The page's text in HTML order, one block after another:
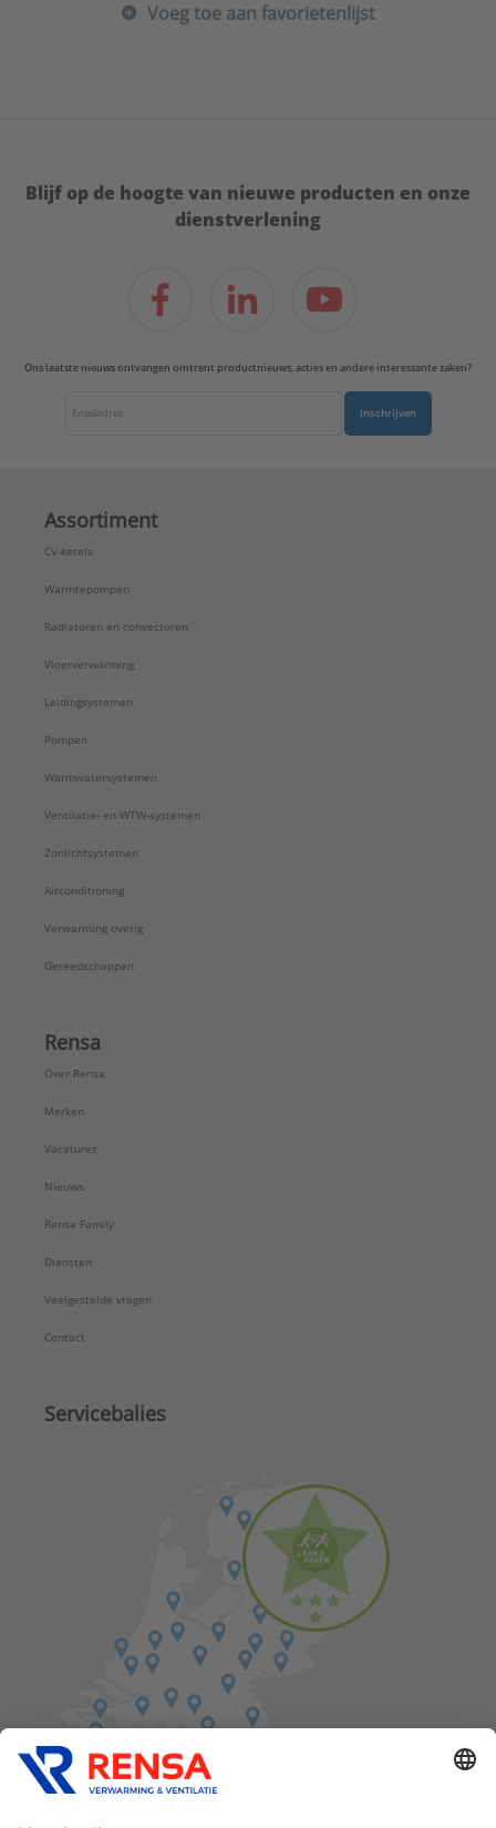
Voeg toe aan favorietenlijst
Blijf op de hoogte van nieuwe producten en onze
dienstverlening
Ons laatste nieuws ontvangen omtrent productnieuws, acties en andere interessante zaken?
Inschrijven
Assortiment
CV-ketels
Warmtepompen
Radiatoren en convectoren
Vloerverwarming
Leidingsystemen
Pompen
Warmwatersystemen
Ventilatie- en WTW-systemen
Zonlichtsystemen
Airconditioning
Verwarming overig
Gereedschappen
Rensa
Over Rensa
Merken
Vacatures
Nieuws
Rensa Family
Diensten
Veelgestelde vragen
Contact
Servicebalies